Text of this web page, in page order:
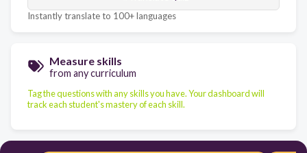
Instantly translate to 100+ languages
Measure skills
from any curriculum
Tag the questions with any skills you have. Your dashboard will
track each student's mastery of each skill.